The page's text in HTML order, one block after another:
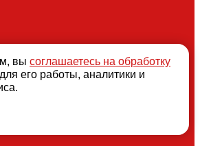
вы соглашаетесь на обработку
для его работы, аналитики и